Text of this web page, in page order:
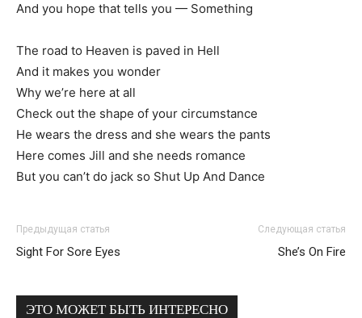
And you hope that tells you — Something
The road to Heaven is paved in Hell
And it makes you wonder
Why we’re here at all
Check out the shape of your circumstance
He wears the dress and she wears the pants
Here comes Jill and she needs romance
But you can’t do jack so Shut Up And Dance
Предыдущая статья
Sight For Sore Eyes
Следующая статья
She’s On Fire
ЭТО МОЖЕТ БЫТЬ ИНТЕРЕСНО